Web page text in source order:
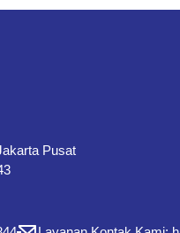
Pusat